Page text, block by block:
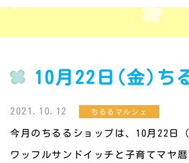
10月22日(金)ち
2021.10.12 ちるるマルシェ
今月のちるるショップは、10月22日（
ワッフルサンドイッチと子育てマヤ暦